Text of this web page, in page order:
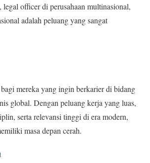
officer di perusahaan multinasional,
adalah peluang yang sangat
mereka yang ingin berkarier di bidang
global. Dengan peluang kerja yang luas,
serta relevansi tinggi di era modern,
masa depan cerah.